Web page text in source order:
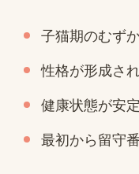
子猫期のむず
性格が形成さ
健康状態が安
最初から留守